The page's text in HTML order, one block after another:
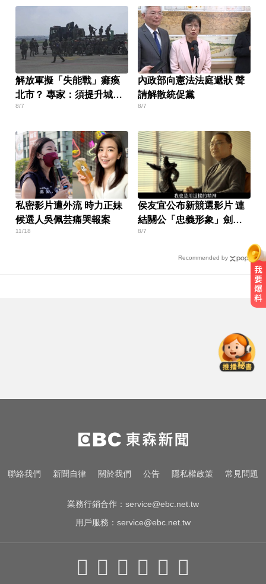
解放軍擬「失能戰」癱瘓
北市？ 專家：須提升城鎮
韌性
8/7
內政部向憲法法庭遞狀 聲
請解散統促黨
8/7
私密影片遭外流 時力正妹
候選人吳佩芸痛哭報案
11/18
侯友宜公布新競選影片 連
結關公「忠義形象」劍指
郭？
8/7
Recommended by
能力勝過特斯拉
生人迴避！台中海線將送肉粽 路
線、時間曝光
今立秋拚轉運！命理師點名「6生
聯絡我們 新聞自律 關於我們 公告 隱私權政策 常見問題
業務行銷合作： service@ebc.net.tw
用戶服務： service@ebc.net.tw